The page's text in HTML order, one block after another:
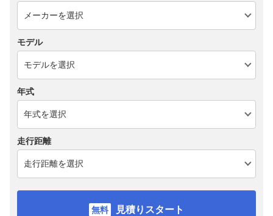
モデル
年式
走行距離
見積りスタート